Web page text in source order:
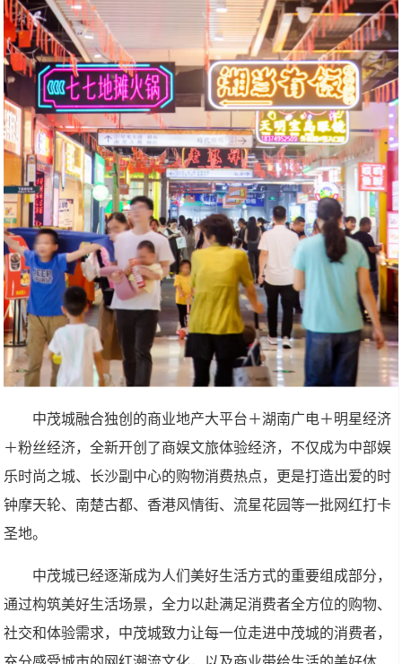
中茂城融合独创的商业地产大平台＋湖南广电＋明星经济
＋粉丝经济，全新开创了商娱文旅体验经济，不仅成为中部娱
乐时尚之城、长沙副中心的购物消费热点，更是打造出爱的时
钟摩天轮、南楚古都、香港风情街、流星花园等一批网红打卡
圣地。
中茂城已经逐渐成为人们美好生活方式的重要组成部分，
通过构筑美好生活场景，全力以赴满足消费者全方位的购物、
社交和体验需求，中茂城致力让每一位走进中茂城的消费者，